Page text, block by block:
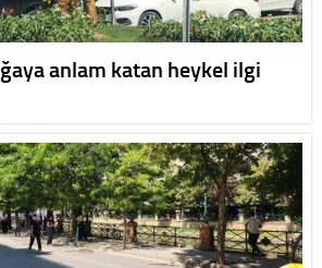
anlam katan heykel ilgi